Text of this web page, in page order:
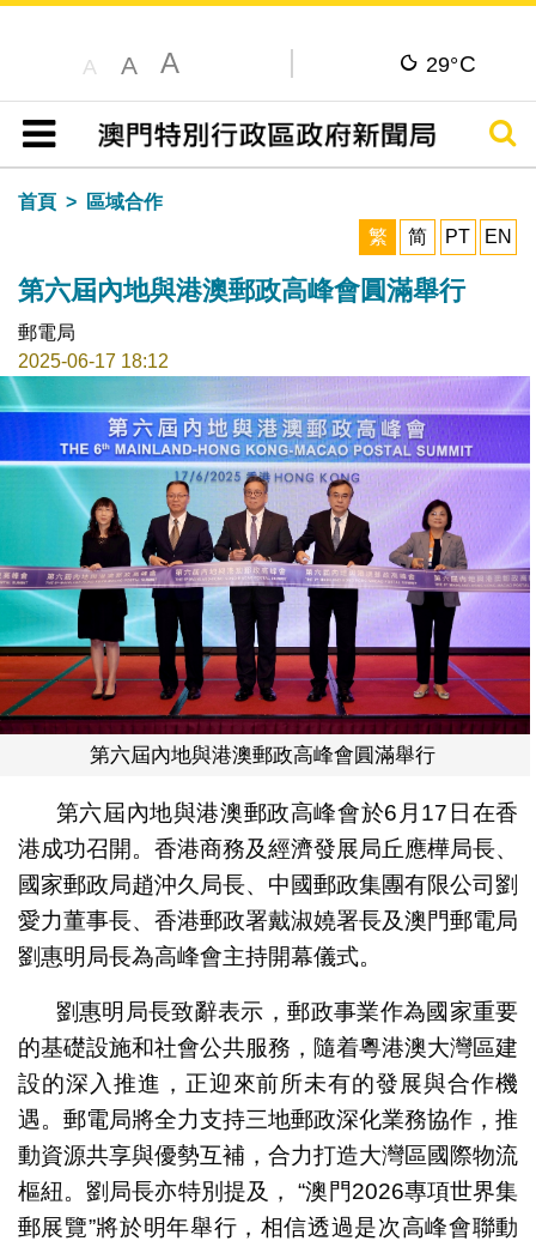
A A A 29°C
目錄
搜尋
首頁
區域合作
繁
简 PT EN
第六屆內地與港澳郵政高峰會圓滿舉行
郵電局
2025-06-17 18:12
第六屆內地與港澳郵政高峰會圓滿舉行
第六屆內地與港澳郵政高峰會於6月17日在香
港成功召開。香港商務及經濟發展局丘應樺局長、
國家郵政局趙沖久局長、中國郵政集團有限公司劉
愛力董事長、香港郵政署戴淑嬈署長及澳門郵電局
劉惠明局長為高峰會主持開幕儀式。
劉惠明局長致辭表示，郵政事業作為國家重要
的基礎設施和社會公共服務，隨着粵港澳大灣區建
設的深入推進，正迎來前所未有的發展與合作機
遇。郵電局將全力支持三地郵政深化業務協作，推
動資源共享與優勢互補，合力打造大灣區國際物流
樞紐。劉局長亦特別提及， “澳門2026專項世界集
郵展覽”將於明年舉行，相信透過是次高峰會聯動